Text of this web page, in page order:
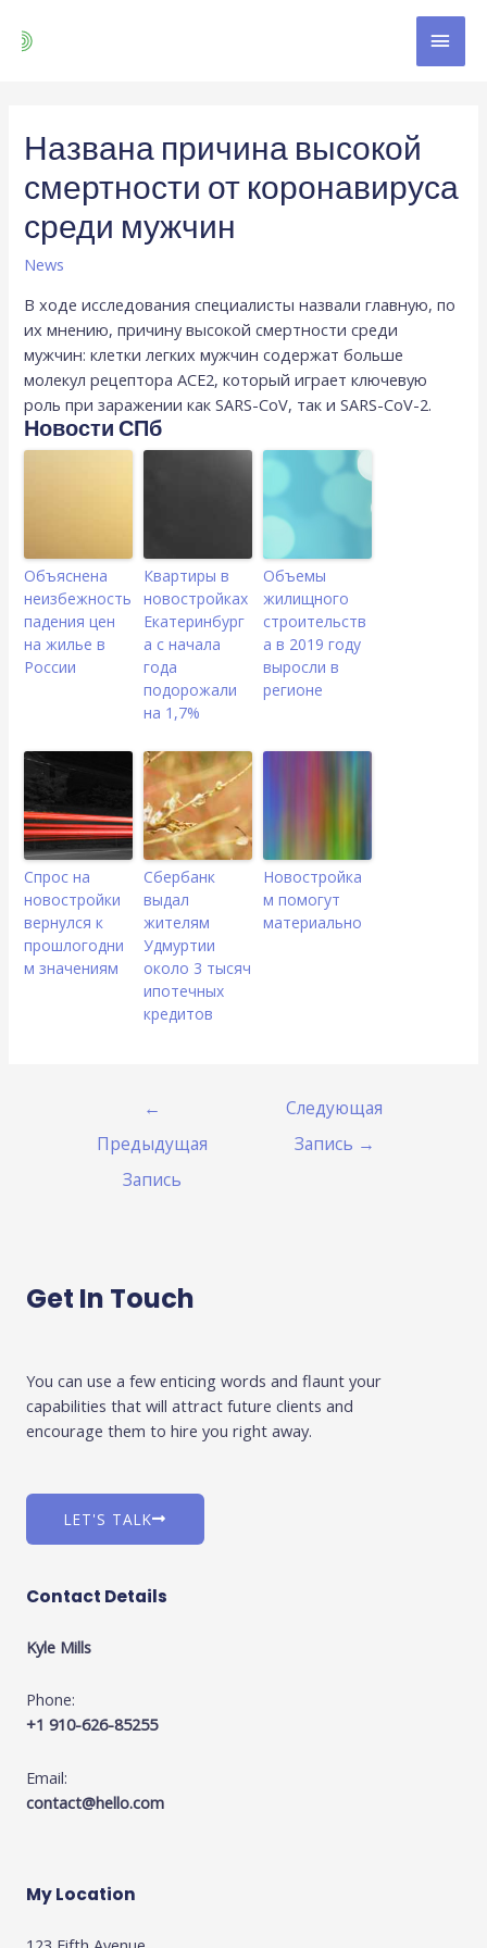
Названа причина высокой
смертности от коронавируса
среди мужчин
News
В ходе исследования специалисты назвали главную, по
их мнению, причину высокой смертности среди
мужчин: клетки легких мужчин содержат больше
молекул рецептора ACE2, который играет ключевую
роль при заражении как SARS-CoV, так и SARS-CoV-2.
Новости СПб
Объяснена
неизбежность
падения цен
на жилье в
России
Квартиры в
новостройках
Екатеринбург
а с начала
года
подорожали
на 1,7%
Объемы
жилищного
строительств
а в 2019 году
выросли в
регионе
Спрос на
новостройки
вернулся к
прошлогодни
м значениям
Сбербанк
выдал
жителям
Удмуртии
около 3 тысяч
ипотечных
кредитов
Новостройка
м помогут
материально
←
Предыдущая
Запись
Следующая
Запись →
Get In Touch
You can use a few enticing words and flaunt your
capabilities that will attract future clients and
encourage them to hire you right away.
LET'S TALK
Contact Details
Kyle Mills
Phone:
+1 910-626-85255
Email:
contact@hello.com
My Location